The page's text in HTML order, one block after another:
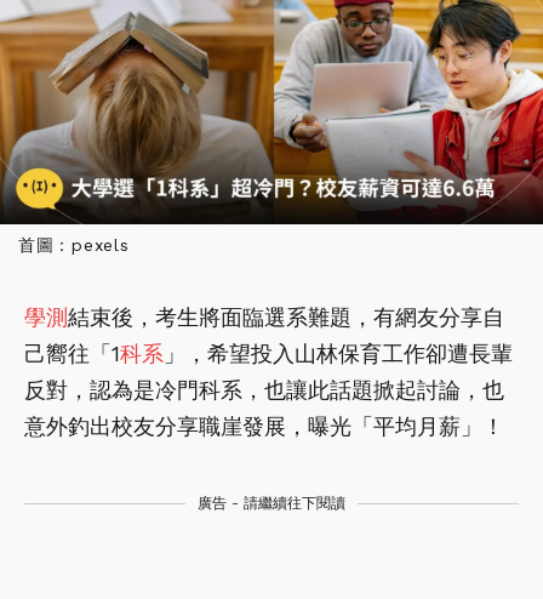
首圖：pexels
學測結束後，考生將面臨選系難題，有網友分享自
己嚮往「1科系 」，希望投入山林保育工作卻遭長輩
反對，認為是冷門科系，也讓此話題掀起討論，也
意外釣出校友分享職崖發展，曝光「平均月薪」！
廣告 - 請繼續往下閱讀